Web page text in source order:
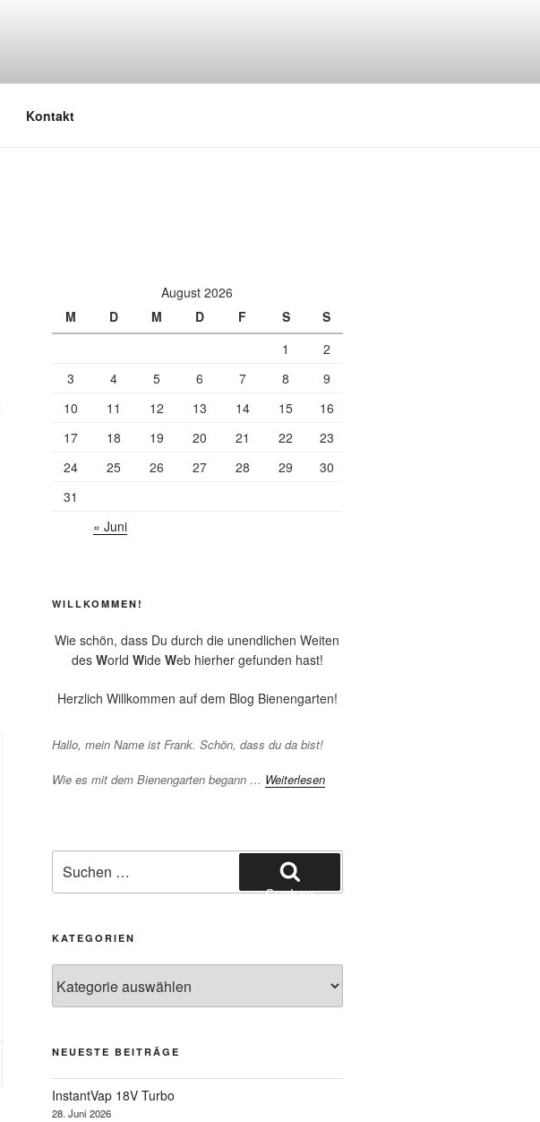
Kontakt
August 2026
M
D M D F S
S
1
2
3
4 5 6 7 8
9
10
11 12 13 14 15
16
17
18 19 20 21 22
23
24
25 26 27 28 29
30
31
« Juni
WILLKOMMEN!
Wie schön, dass Du durch die unendlichen Weiten
des World Wide Web hierher gefunden hast!
Herzlich Willkommen auf dem Blog Bienengarten!
Hallo, mein Name ist Frank. Schön, dass du da bist!
Wie es mit dem Bienengarten begann … Weiterlesen
nach:
Suchen
KATEGORIEN
NEUESTE BEITRÄGE
InstantVap 18V Turbo
28. Juni 2026